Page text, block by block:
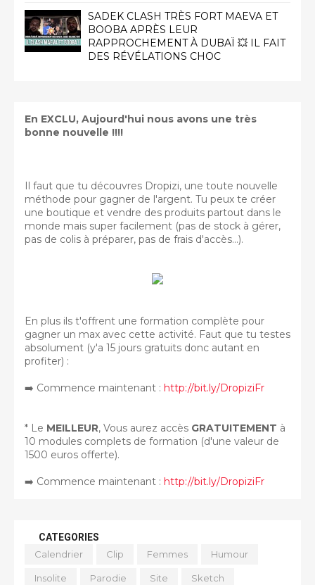
SADEK CLASH TRÈS FORT MAEVA ET
BOOBA APRÈS LEUR
RAPPROCHEMENT À DUBAÏ 💥 IL FAIT
DES RÉVÉLATIONS CHOC
En EXCLU, Aujourd'hui nous avons une très
bonne nouvelle !!!!
Il faut que tu découvres Dropizi, une toute nouvelle
méthode pour gagner de l'argent. Tu peux te créer
une boutique et vendre des produits partout dans le
monde mais super facilement (pas de stock à gérer,
pas de colis à préparer, pas de frais d'accès...).
En plus ils t'offrent une formation complète pour
gagner un max avec cette activité. Faut que tu testes
absolument (y'a 15 jours gratuits donc autant en
profiter) :
➡️ Commence maintenant : http://bit.ly/DropiziFr
* Le MEILLEUR, Vous aurez accès GRATUITEMENT à
10 modules complets de formation (d'une valeur de
1500 euros offerte).
➡️ Commence maintenant : http://bit.ly/DropiziFr
CATEGORIES
Calendrier
Clip Femmes Humour
Insolite Parodie Site Sketch